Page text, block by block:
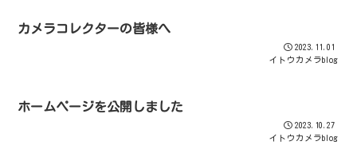
カメラコレクターの皆様へ
2023.11.01
イトウカメラblog
ホームページを公開しました
2023.10.27
イトウカメラblog